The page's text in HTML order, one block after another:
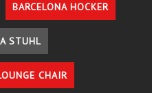
BARCELONA HOCKER
STUHL
CHAIR